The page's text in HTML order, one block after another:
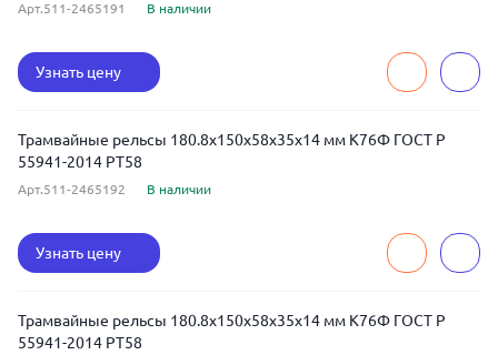
Арт.511-2465191 В наличии
Узнать цену
Трамвайные рельсы 180.8x150x58x35x14 мм К76Ф ГОСТ Р
55941-2014 РТ58
Арт.511-2465192 В наличии
Узнать цену
Трамвайные рельсы 180.8x150x58x35x14 мм К76Ф ГОСТ Р
55941-2014 РТ58